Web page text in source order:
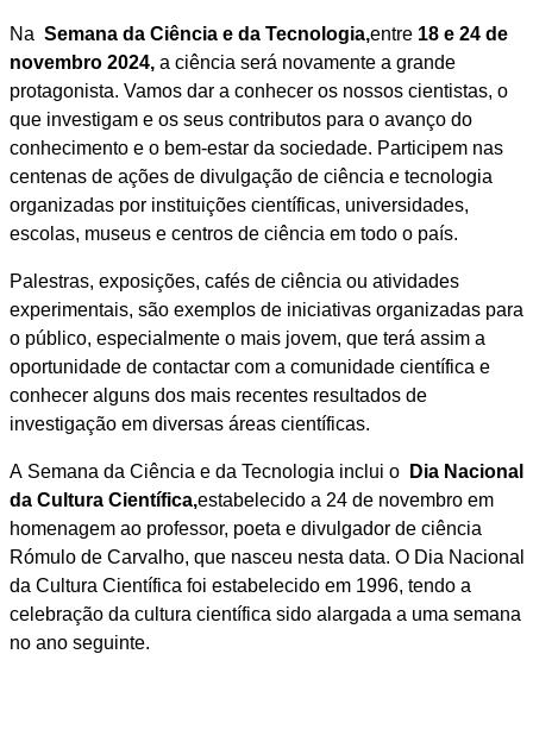
Na Semana da Ciência e da Tecnologia,entre18 e 24 de
novembro 2024, a ciência será novamente a grande
protagonista. Vamos dar a conhecer os nossos cientistas, o
que investigam e os seus contributos para o avanço do
conhecimento e o bem-estar da sociedade. Participem nas
centenas de ações de divulgação de ciência e tecnologia
organizadas por instituições científicas, universidades,
escolas, museus e centros de ciência em todo o país.
Palestras, exposições, cafés de ciência ou atividades
experimentais, são exemplos de iniciativas organizadas para
o público, especialmente o mais jovem, que terá assim a
oportunidade de contactar com a comunidade científica e
conhecer alguns dos mais recentes resultados de
investigação em diversas áreas científicas.
A Semana da Ciência e da Tecnologia inclui o
Dia Nacional
da Cultura Científica,estabelecido a 24 de novembro em
homenagem ao professor, poeta e divulgador de ciência
Rómulo de Carvalho, que nasceu nesta data. O Dia Nacional
da Cultura Científica foi estabelecido em 1996, tendo a
celebração da cultura científica sido alargada a uma semana
no ano seguinte.